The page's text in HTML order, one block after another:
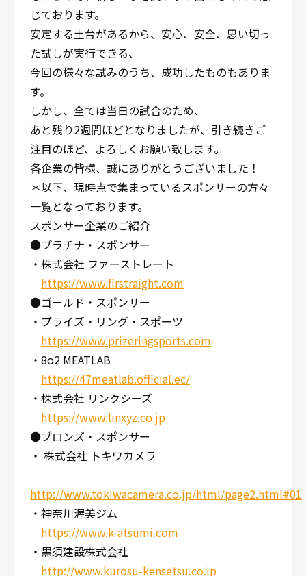
じております。
安定する土台があるから、安心、安全、思い切っ
た試しが実行できる、
今回の様々な試みのうち、成功したものもありま
す。
しかし、全ては当日の試合のため、
あと残り2週間ほどとなりましたが、引き続きご
注目のほど、よろしくお願い致します。
各企業の皆様、誠にありがとうございました！
＊以下、現時点で集まっているスポンサーの方々
一覧となっております。
スポンサー企業のご紹介
●プラチナ・スポンサー
・株式会社 ファーストレート
https://www.firstraight.com
●ゴールド・スポンサー
・プライズ・リング・スポーツ
https://www.prizeringsports.com
・8o2 MEATLAB
https://47meatlab.official.ec/
・株式会社 リンクシーズ
https://www.linxyz.co.jp
●ブロンズ・スポンサー
・ 株式会社 トキワカメラ
http://www.tokiwacamera.co.jp/html/page2.html#01
・神奈川渥美ジム
https://www.k-atsumi.com
・黒須建設株式会社
http://www.kurosu-kensetsu.co.jp